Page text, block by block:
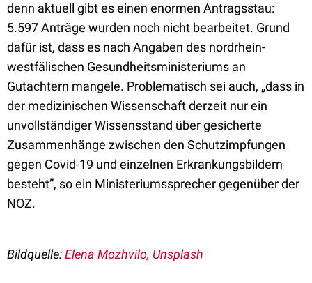
denn aktuell gibt es einen enormen Antragsstau:
5.597 Anträge wurden noch nicht bearbeitet. Grund
dafür ist, dass es nach Angaben des nordrhein-
westfälischen Gesundheitsministeriums an
Gutachtern mangele. Problematisch sei auch, „dass in
der medizinischen Wissenschaft derzeit nur ein
unvollständiger Wissensstand über gesicherte
Zusammenhänge zwischen den Schutzimpfungen
gegen Covid-19 und einzelnen Erkrankungsbildern
besteht”, so ein Ministeriumssprecher gegenüber der
NOZ.
Bildquelle:Elena Mozhvilo, Unsplash